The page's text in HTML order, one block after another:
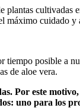
plantas cultivadas
máximo cuidado y
tiempo posible a
de aloe vera.
Por este
uno para los